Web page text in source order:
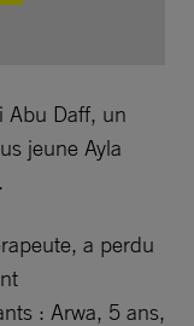
Abu Daff, un
jeune Ayla
a perdu
: Arwa, 5 ans,